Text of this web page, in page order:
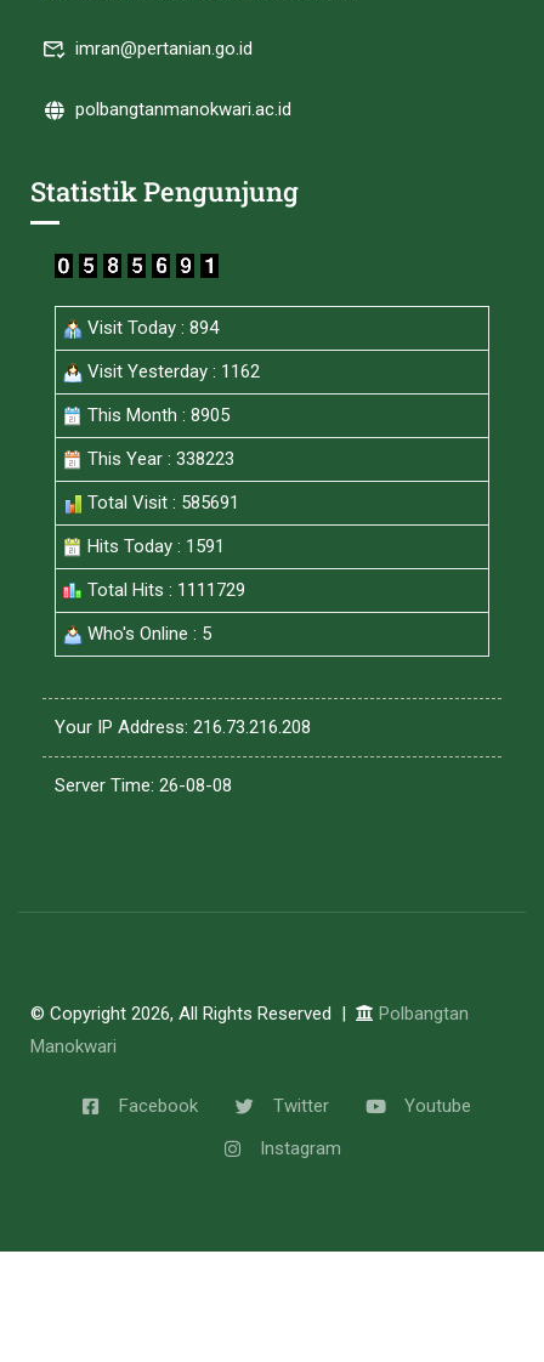
imran@pertanian.go.id
polbangtanmanokwari.ac.id
Statistik Pengunjung
Visit Today : 894
Visit Yesterday : 1162
This Month : 8905
This Year : 338223
Total Visit : 585691
Hits Today : 1591
Total Hits : 1111729
Who's Online : 5
Your IP Address: 216.73.216.208
Server Time: 26-08-08
© Copyright 2026, All Rights Reserved |
Polbangtan
Manokwari
Facebook Twitter
Youtube
Instagram